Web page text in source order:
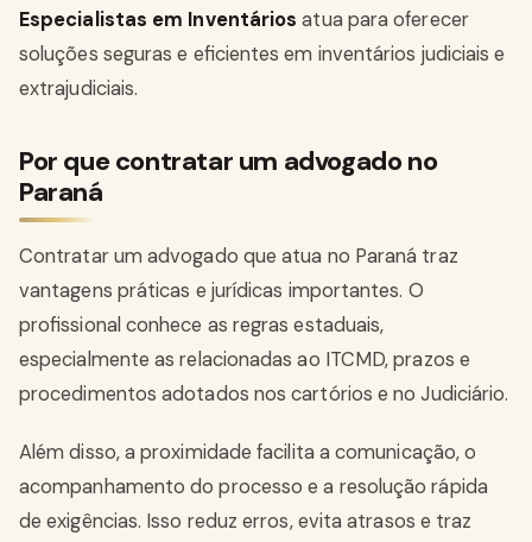
Especialistas em Inventários atua para oferecer
soluções seguras e eficientes em inventários judiciais e
extrajudiciais.
Por que contratar um advogado no
Paraná
Contratar um advogado que atua no Paraná traz
vantagens práticas e jurídicas importantes. O
profissional conhece as regras estaduais,
especialmente as relacionadas ao ITCMD, prazos e
procedimentos adotados nos cartórios e no Judiciário.
Além disso, a proximidade facilita a comunicação, o
acompanhamento do processo e a resolução rápida
de exigências. Isso reduz erros, evita atrasos e traz